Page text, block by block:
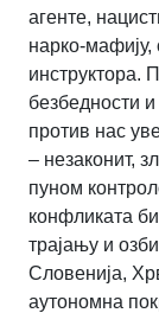
агенте,
нарко-мафију,
инструктора.
безбедности
против нас
– незаконит,
пуном
конфликата
трајању и
Словенија,
аутономна